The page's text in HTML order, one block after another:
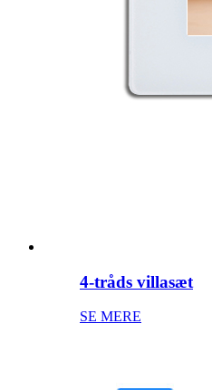
4-tråds villasæt
SE MERE